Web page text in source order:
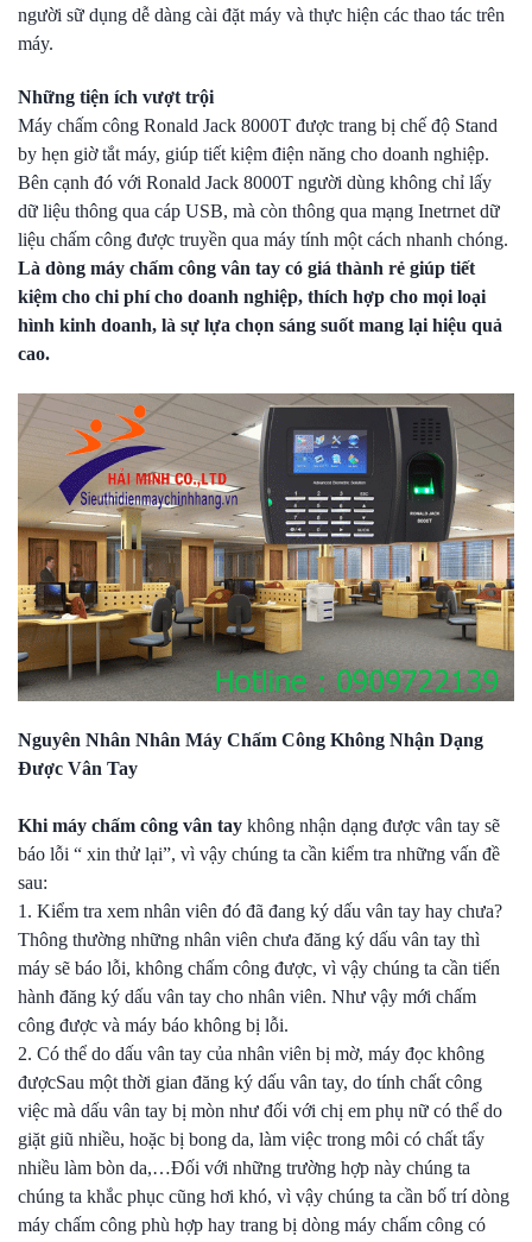
người sữ dụng dễ dàng cài đặt máy và thực hiện các thao tác trên
máy.
Những tiện ích vượt trội
Máy chấm công Ronald Jack 8000T được trang bị chế độ Stand
by hẹn giờ tắt máy, giúp tiết kiệm điện năng cho doanh nghiệp.
Bên cạnh đó với Ronald Jack 8000T người dùng không chỉ lấy
dữ liệu thông qua cáp USB, mà còn thông qua mạng Inetrnet dữ
liệu chấm công được truyền qua máy tính một cách nhanh chóng.
Là dòng máy chấm công vân tay có giá thành rẻ giúp tiết
kiệm cho chi phí cho doanh nghiệp, thích hợp cho mọi loại
hình kinh doanh, là sự lựa chọn sáng suốt mang lại hiệu quả
cao.
Nguyên Nhân Nhân Máy Chấm Công Không Nhận Dạng
Được Vân Tay
Khi máy chấm công vân tay không nhận dạng được vân tay sẽ
báo lỗi “ xin thử lại”, vì vậy chúng ta cần kiểm tra những vấn đề
sau:
1. Kiểm tra xem nhân viên đó đã đang ký dấu vân tay hay chưa?
Thông thường những nhân viên chưa đăng ký dấu vân tay thì
máy sẽ báo lỗi, không chấm công được, vì vậy chúng ta cần tiến
hành đăng ký dấu vân tay cho nhân viên. Như vậy mới chấm
công được và máy báo không bị lỗi.
2. Có thể do dấu vân tay của nhân viên bị mờ, máy đọc không
đượcSau một thời gian đăng ký dấu vân tay, do tính chất công
việc mà dấu vân tay bị mòn như đối với chị em phụ nữ có thể do
giặt giũ nhiều, hoặc bị bong da, làm việc trong môi có chất tẩy
nhiều làm bòn da,…Đối với những trường hợp này chúng ta
chúng ta khắc phục cũng hơi khó, vì vậy chúng ta cần bố trí dòng
máy chấm công phù hợp hay trang bị dòng máy chấm công có